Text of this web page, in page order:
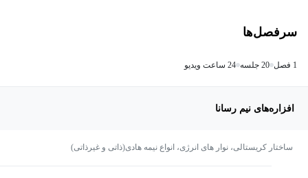
سرفصل‌ها
1 فصل 20 جلسه 24 ساعت ویدیو
افزاره‌های نیم رسانا
ساختار کریستالی، نوار های انرژی، انواع نیمه هادی(ذاتی و غیرذاتی)